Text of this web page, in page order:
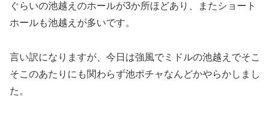
ぐらいの池越えのホールが3か所ほどあり、またショート
ホールも池越えが多いです。
言い訳になりますが、今日は強風でミドルの池越えでそこ
そこのあたりにも関わらず池ポチャなんどかやらかしまし
た。